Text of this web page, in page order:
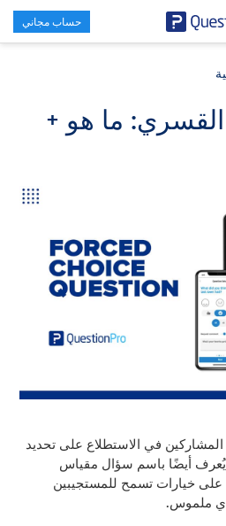
حساب مجاني
القسري: ما هو +
في الاستطلاع على تحديد
يُعرف أيضًا باسم سؤال مقياس
على خيارات تسمح للمستجيبين
ملموس.